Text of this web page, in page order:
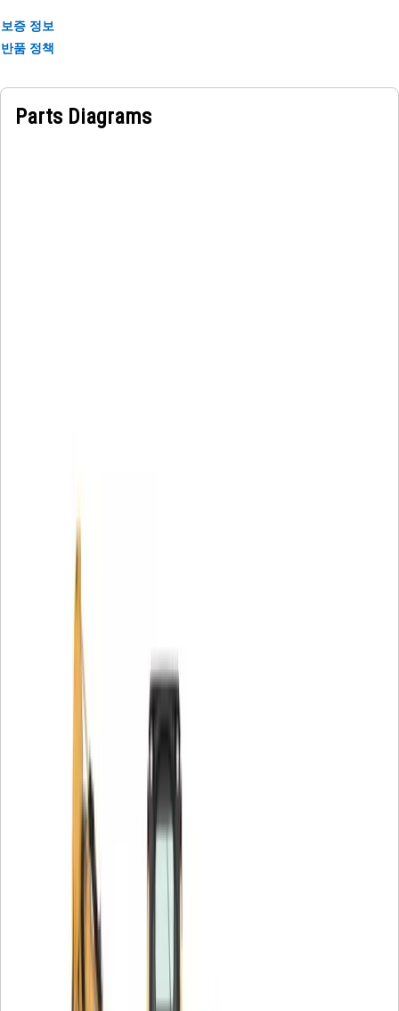
보증 정보
반품 정책
Parts Diagrams